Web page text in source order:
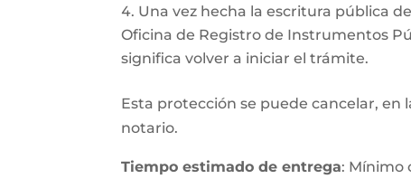
Una vez hecha la escritura pública
Oficina de Registro de Instrumentos
significa volver a iniciar el trámite.
Esta protección se puede cancelar, en
notario.
Tiempo estimado de entrega: Mínimo